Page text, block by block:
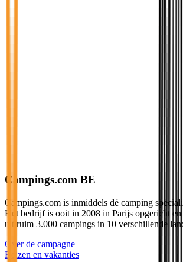
Campings.com BE
Campings.com is inmiddels dé camping
Het bedrijf is ooit in 2008 in Parijs opgericht en
uit ruim 3.000 campings in 10 verschillende
Over de campagne
Reizen en vakanties